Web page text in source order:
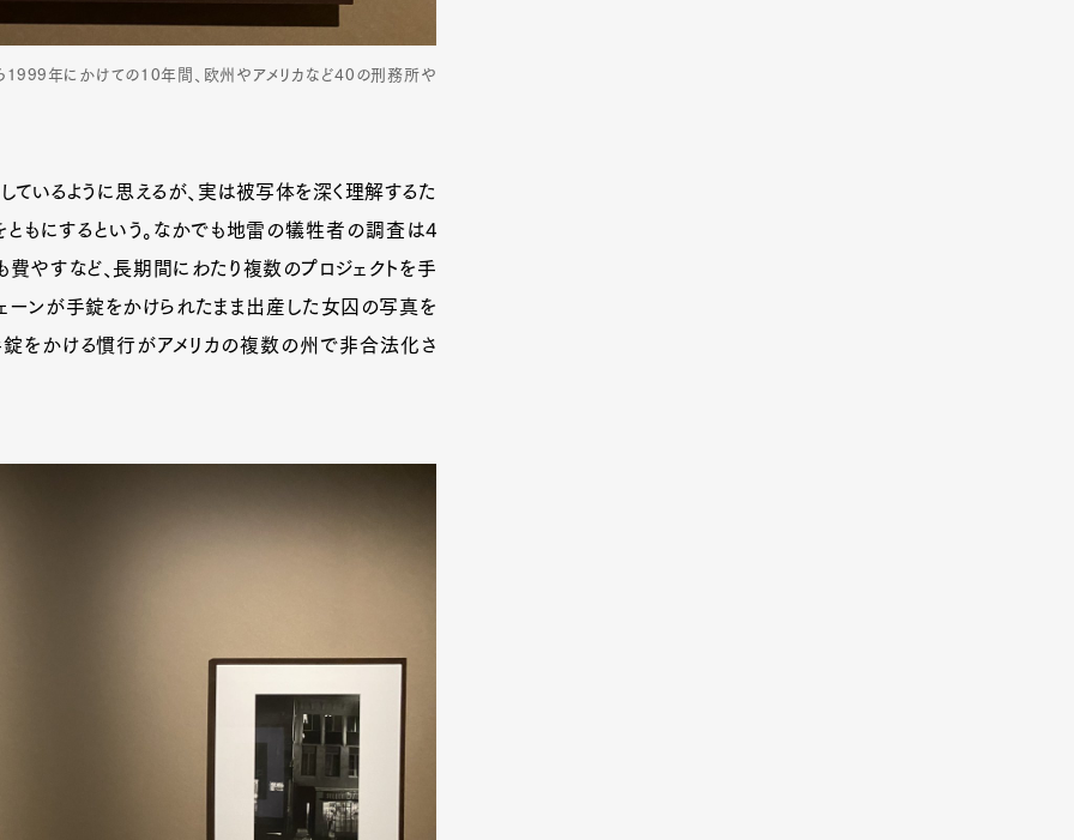
年にかけての10年間、欧州やアメリカなど40の刑務所や
ているように思えるが、実は被写体を深く理解するた
もにするという。なかでも地雷の犠牲者の調査は4
やすなど、長期間にわたり複数のプロジェクトを手
ーンが手錠をかけられたまま出産した女囚の写真を
をかける慣行がアメリカの複数の州で非合法化さ